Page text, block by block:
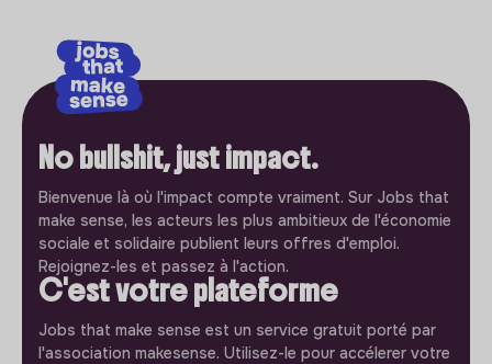
No bullshit, just impact.
Bienvenue là où l'impact compte vraiment. Sur Jobs that
make sense, les acteurs les plus ambitieux de l'économie
sociale et solidaire publient leurs offres d'emploi.
Rejoignez-les et passez à l'action.
C'est votre plateforme
Jobs that make sense est un service gratuit porté par
l'association makesense. Utilisez-le pour accélerer votre